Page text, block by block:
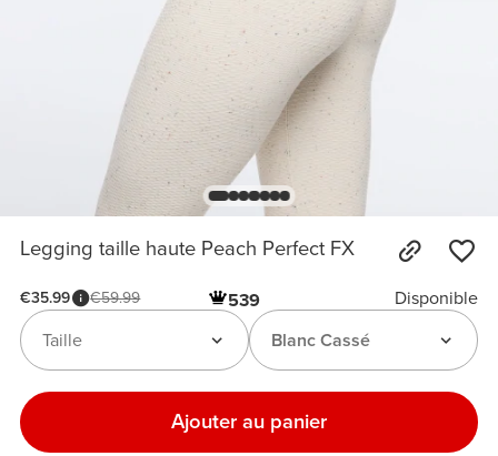
Legging taille haute Peach Perfect FX
€35.99 €59.99 539
Disponible
Blanc Cassé
Taille
Ajouter au panier